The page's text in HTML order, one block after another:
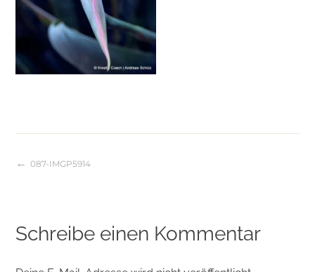
Beitragsnavigation
087-IMGP5914
Schreibe einen Kommentar